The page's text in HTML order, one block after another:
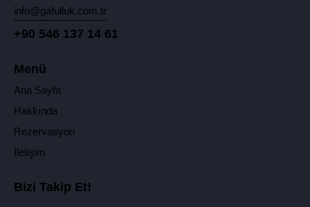
info@gafulluk.com.tr
+90 546 137 14 61
Menü
Ana Sayfa
Hakkında
Rezervasyon
İletişim
Bizi Takip Et!